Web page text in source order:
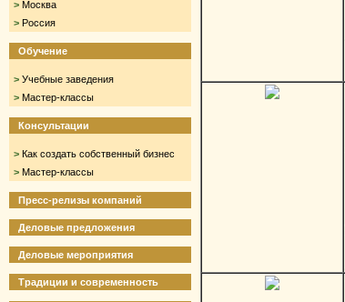
> Москва
> Россия
Обучение
> Учебные заведения
> Мастер-классы
Консультации
> Как создать собственный бизнес
> Мастер-классы
Пресс-релизы компаний
Деловые предложения
Деловые мероприятия
Традиции и современность